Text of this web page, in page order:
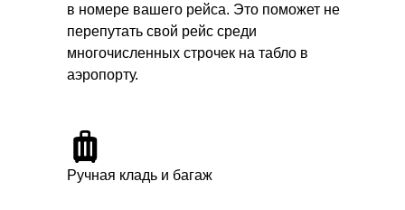
Ручная кладь и багаж
в номере вашего рейса. Это поможет не
перепутать свой рейс среди
многочисленных строчек на табло в
аэропорту.